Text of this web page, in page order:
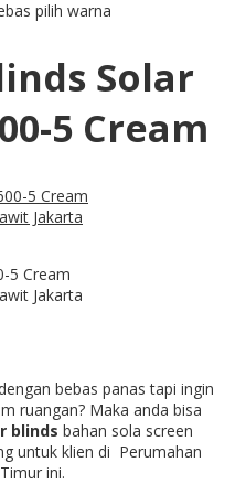
pilih warna
Solar
5 Cream
5 Cream
Jakarta
bebas panas tapi ingin
ruangan? Maka anda bisa
blinds bahan sola screen
untuk klien di Perumahan
ini.